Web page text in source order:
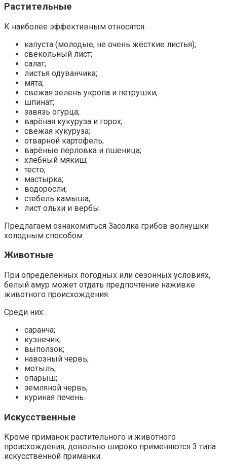
Растительные
К наиболее эффективным относятся:
капуста (молодые, не очень жёсткие листья);
свекольный лист;
салат;
листья одуванчика;
мята;
свежая зелень укропа и петрушки;
шпинат;
завязь огурца;
варёная кукуруза и горох;
свежая кукуруза;
отварной картофель;
варёные перловка и пшеница;
хлебный мякиш;
тесто;
мастырка;
водоросли;
стебель камыша;
лист ольхи и вербы.
Предлагаем ознакомиться Засолка грибов волнушки
холодным способом
Животные
При определённых погодных или сезонных условиях,
белый амур может отдать предпочтение наживке
животного происхождения.
Среди них:
саранча;
кузнечик;
выползок;
навозный червь;
мотыль;
опарыш;
земляной червь;
куриная печень.
Искусственные
Кроме приманок растительного и животного
происхождения, довольно широко применяются 3 типа
искусственной приманки: